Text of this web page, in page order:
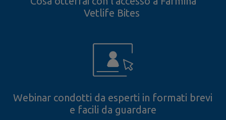
Vetlife Bites
Webinar condotti da esperti in formati brevi
e facili da guardare